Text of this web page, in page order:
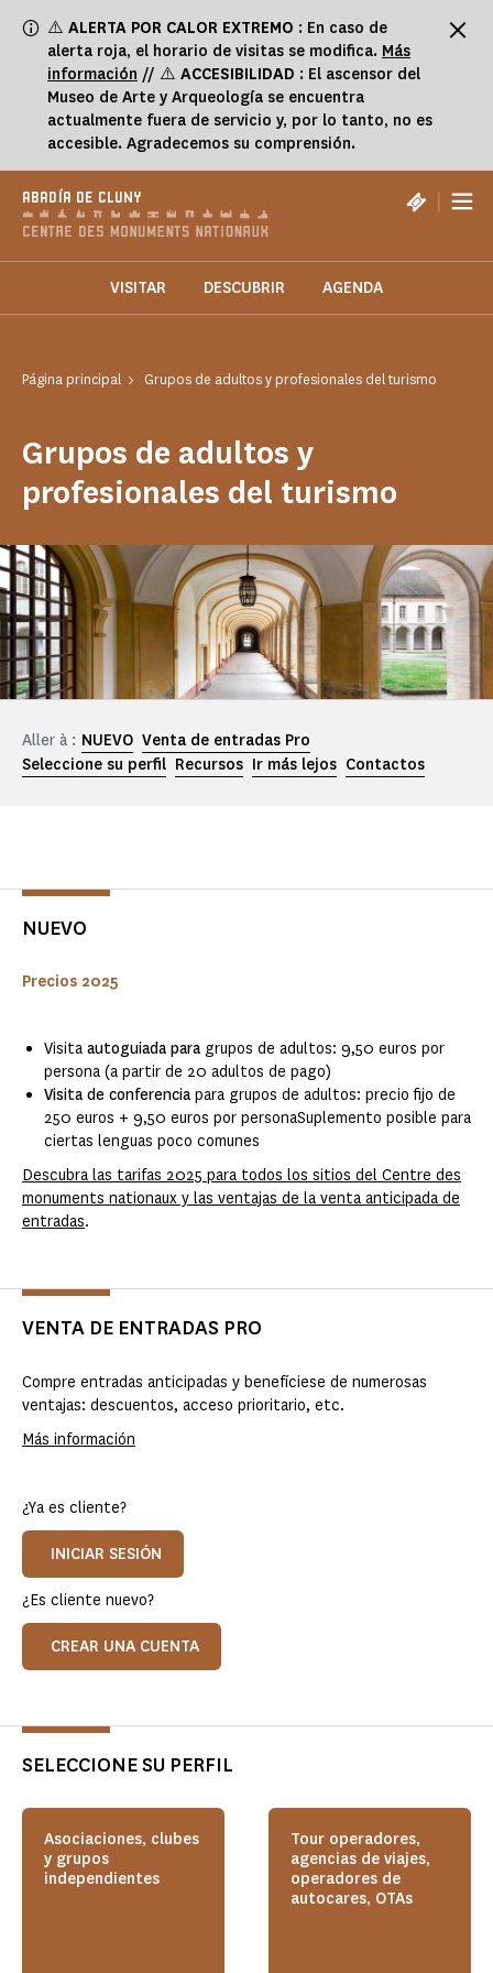
⚠️ ALERTA POR CALOR EXTREMO : En caso de
alerta roja, el horario de visitas se modifica. Más
información // ⚠️ ACCESIBILIDAD : El ascensor del
Museo de Arte y Arqueología se encuentra
actualmente fuera de servicio y, por lo tanto, no es
accesible. Agradecemos su comprensión.
ABADÍA DE CLUNY |
VISITAR DESCUBRIR AGENDA
Página principal Grupos de adultos y profesionales del turismo
Grupos de adultos y
profesionales del turismo
Aller à : NUEVO Venta de entradas Pro
Seleccione su perfil Recursos Ir más lejos Contactos
NUEVO
Precios 2025
Visita autoguiada para grupos de adultos: 9,50 euros por
persona (a partir de 20 adultos de pago)
Visita de conferencia para grupos de adultos: precio fijo de
250 euros + 9,50 euros por personaSuplemento posible para
ciertas lenguas poco comunes
Descubra las tarifas 2025 para todos los sitios del Centre des
monuments nationaux y las ventajas de la venta anticipada de
entradas.
VENTA DE ENTRADAS PRO
Compre entradas anticipadas y benefíciese de numerosas
ventajas: descuentos, acceso prioritario, etc.
Más información
¿Ya es cliente?
INICIAR SESIÓN
¿Es cliente nuevo?
CREAR UNA CUENTA
SELECCIONE SU PERFIL
Asociaciones, clubes
y grupos
independientes
Tour operadores,
agencias de viajes,
operadores de
autocares, OTAs